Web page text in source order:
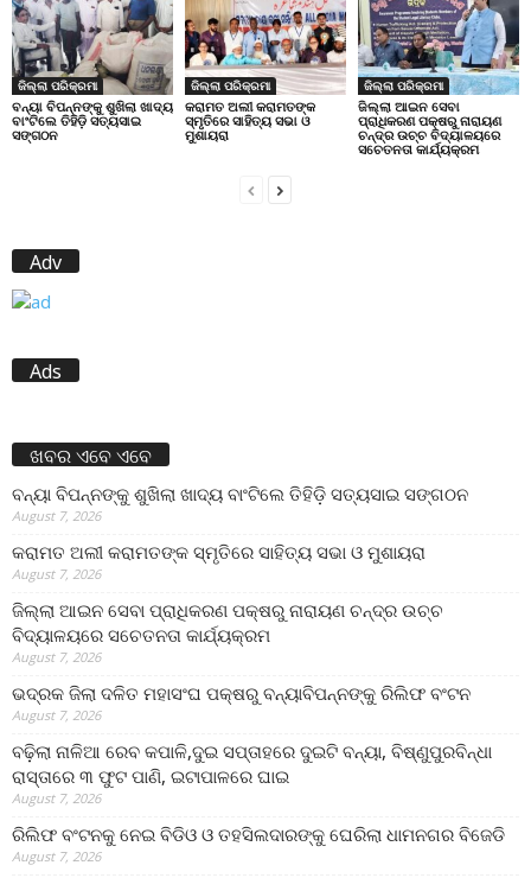
ଜିଲ୍ଲା ପରିକ୍ରମା
ବନ୍ୟା ବିପନ୍ନଙ୍କୁ ଶୁଖିଲା ଖାଦ୍ୟ
ବାଂଟିଲେ ତିହିଡି଼ ସତ୍ୟସାଇ
ସଙ୍ଗଠନ
ଜିଲ୍ଲା ପରିକ୍ରମା
କରାମତ ଅଲୀ କରାମତଙ୍କ
ସ୍ମୃତିରେ ସାହିତ୍ୟ ସଭା ଓ
ମୁଶାୟରା
ଜିଲ୍ଲା ପରିକ୍ରମା
ଜିଲ୍ଲା ଆଇନ ସେବା
ପ୍ରାଧିକରଣ ପକ୍ଷରୁ ନାରାୟଣ
ଚନ୍ଦ୍ର ଉଚ୍ଚ ବିଦ୍ୟାଳୟରେ
ସଚେତନତା କାର୍ଯ୍ୟକ୍ରମ
Adv
Ads
ଖବର ଏବେ ଏବେ
ବନ୍ୟା ବିପନ୍ନଙ୍କୁ ଶୁଖିଲା ଖାଦ୍ୟ ବାଂଟିଲେ ତିହିଡି଼ ସତ୍ୟସାଇ ସଙ୍ଗଠନ
August 7, 2026
କରାମତ ଅଲୀ କରାମତଙ୍କ ସ୍ମୃତିରେ ସାହିତ୍ୟ ସଭା ଓ ମୁଶାୟରା
August 7, 2026
ଜିଲ୍ଲା ଆଇନ ସେବା ପ୍ରାଧିକରଣ ପକ୍ଷରୁ ନାରାୟଣ ଚନ୍ଦ୍ର ଉଚ୍ଚ
ବିଦ୍ୟାଳୟରେ ସଚେତନତା କାର୍ଯ୍ୟକ୍ରମ
August 7, 2026
ଭଦ୍ରକ ଜିଲା ଦଳିତ ମହାସଂଘ ପକ୍ଷରୁ ବନ୍ୟାବିପନ୍ନଙ୍କୁ ରିଲିଫ ବଂଟନ
August 7, 2026
ବଢ଼ିଲା ନାଳିଆ ରେବ କପାଳି,ଦୁଇ ସପ୍ତାହରେ ଦୁଇଟି ବନ୍ୟା, ବିଷ୍ଣୁପୁରବିନ୍ଧା
ରାସ୍ତାରେ ୩ ଫୁଟ ପାଣି, ଇଟାପାଳରେ ଘାଇ
August 7, 2026
ରିଲିଫ ବଂଟନକୁ ନେଇ ବିଡିଓ ଓ ତହସିଲଦାରଙ୍କୁ ଘେରିଲା ଧାମନଗର ବିଜେଡି
August 7, 2026